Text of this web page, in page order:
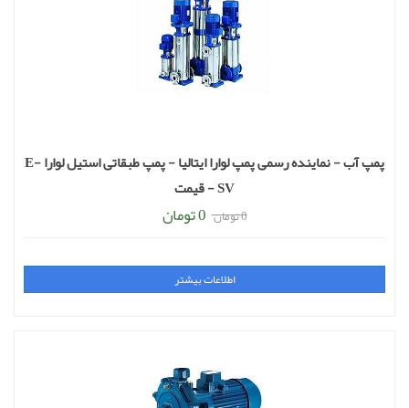
پمپ آب - نماینده رسمی پمپ لوارا ایتالیا - پمپ طبقاتی استیل لوارا E-
SV - قیمت
0 تومان 0 تومان
اطلاعات بیشتر